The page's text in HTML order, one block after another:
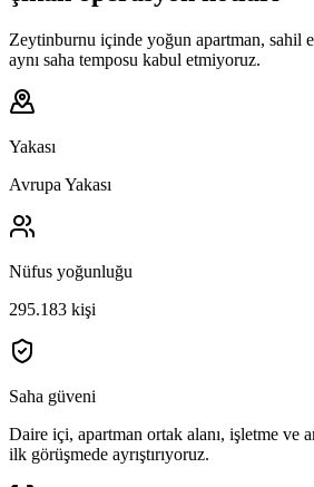
Zeytinburnu içinde yoğun apartman, sahil
aynı saha temposu kabul etmiyoruz.
Yakası
Avrupa Yakası
Nüfus yoğunluğu
295.183 kişi
Saha güveni
Daire içi, apartman ortak alanı, işletme ve
ilk görüşmede ayrıştırıyoruz.